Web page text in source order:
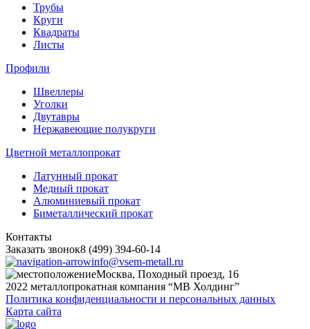
Трубы
Круги
Квадраты
Листы
Профили
Швеллеры
Уголки
Двутавры
Нержавеющие полукруги
Цветной металлопрокат
Латунный прокат
Медный прокат
Алюминиевый прокат
Биметаллический прокат
Контакты
Заказать звонок8 (499) 394-60-14
info@vsem-metall.ru
Москва, Походный проезд, 16
2022 металлопрокатная компания “MB Холдинг”
Политика конфиденциальности и персональных данных
Карта сайта